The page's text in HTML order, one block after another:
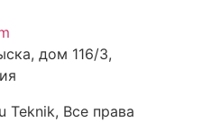
дом 116/3,
Все права